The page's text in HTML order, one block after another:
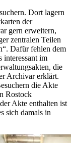
Dort lagern
der
gern erweitern,
zentralen Teilen
Dafür fehlen dem
interessant im
die
Archivar erklärt.
die Akte
Rostock
Akte enthalten ist
sich damals in